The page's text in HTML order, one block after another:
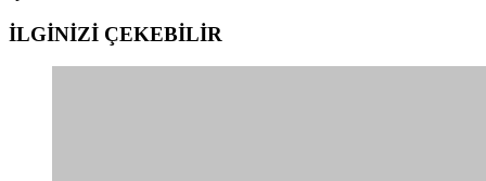
İLGİNİZİ ÇEKEBİLİR